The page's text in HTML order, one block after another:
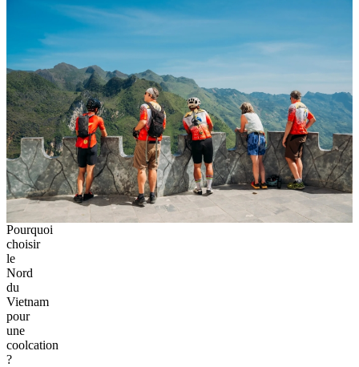
Pourquoi
choisir
le
Nord
du
Vietnam
pour
une
coolcation
?